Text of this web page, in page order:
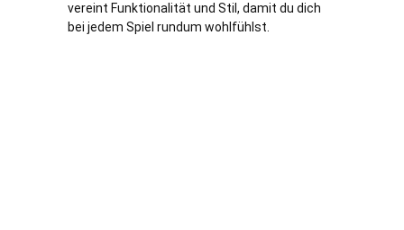
vereint Funktionalität und Stil, damit du dich
bei jedem Spiel rundum wohlfühlst.